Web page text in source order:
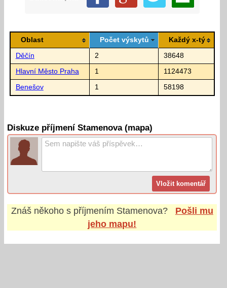
Oblast Počet výskytů Každý x-tý
Děčín 2 38648
Hlavní Město Praha 1 1124473
Benešov 1 58198
Diskuze příjmení Stamenova (mapa)
Znáš někoho s příjmením Stamenova?
Pošli mu
jeho mapu!